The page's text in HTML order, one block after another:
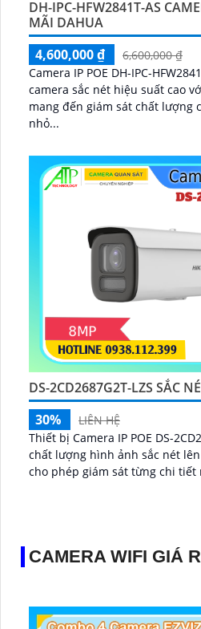
DH-IPC-HFW2841T-AS
MÃI DAHUA
4,600,000 ₫
6,600,000 ₫
Camera IP POE DH-IPC-
camera sắc nét hiệu suất cao
mang đến giám sát chất lượng
nhỏ...
DS-2CD2687G2T-LZS SẮC
30%
LIÊN HỆ
Thiết bị Camera IP POE DS-
chất lượng hình ảnh sắc nét
cho phép giám sát từng chi tiết
CAMERA WIFI GIÁ